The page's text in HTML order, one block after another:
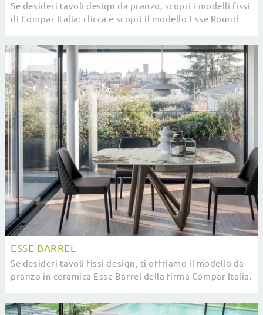
Se desideri tavoli design da pranzo, scopri i modelli fissi
di Compar Italia: clicca e scopri il modello Esse Round
ESSE BARREL
Se desideri tavoli fissi design, ti offriamo il modello da
pranzo in ceramica Esse Barrel della firma Compar Italia.